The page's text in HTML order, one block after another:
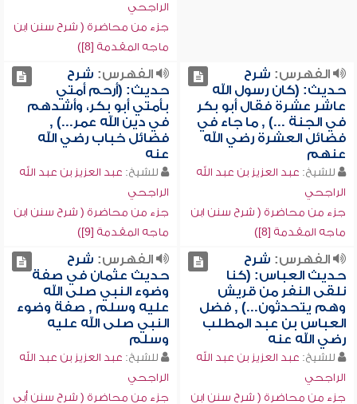
الراجحي
جزء من محاضرة ( شرح سنن ابن
ماجه المقدمة [8])
الفهرس: شرح
حديث: (كان رسول الله
عاشر عشرة فقال أبو بكر
في الجنة ...) , ما جاء في
فضائل العشرة رضي الله
عنهم
للشيخ: عبد العزيز بن عبد الله
الراجحي
جزء من محاضرة ( شرح سنن ابن
ماجه المقدمة [8])
الفهرس: شرح
حديث: (أرحم أمتي
بأمتي أبو بكر، وأشدهم
في دين الله عمر...) ,
فضائل خباب رضي الله
عنه
للشيخ: عبد العزيز بن عبد الله
الراجحي
جزء من محاضرة ( شرح سنن ابن
ماجه المقدمة [9])
الفهرس: شرح
حديث العباس: (كنا
نلقى النفر من قريش
وهم يتحدثون...) , فضل
العباس بن عبد المطلب
رضي الله عنه
للشيخ: عبد العزيز بن عبد الله
الراجحي
جزء من محاضرة ( شرح سنن ابن
الفهرس: شرح
حديث عثمان في صفة
وضوء النبي صلى الله
عليه وسلم , صفة وضوء
النبي صلى الله عليه
وسلم
للشيخ: عبد العزيز بن عبد الله
الراجحي
جزء من محاضرة ( شرح سنن أبي